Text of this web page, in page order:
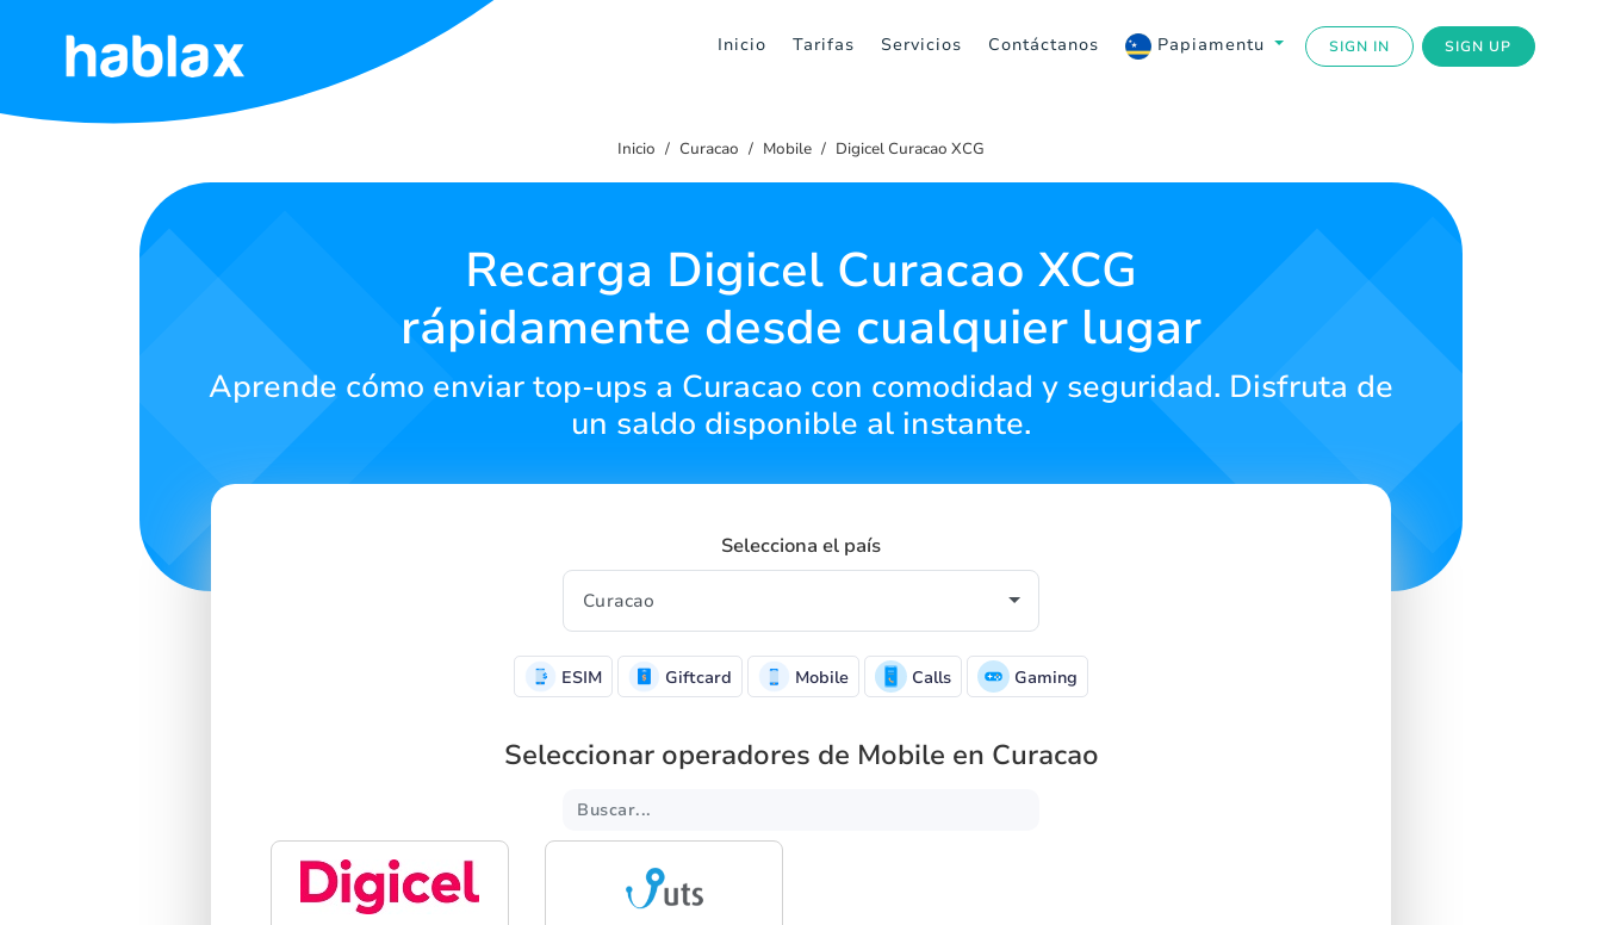
Inicio Tarifas Servicios Contáctanos Papiamentu SIGN IN SIGN UP
Inicio
Inicio Curacao Mobile Digicel Curacao XCG
Recarga Digicel Curacao XCG
rápidamente desde cualquier lugar
Aprende cómo enviar top-ups a Curacao con comodidad y seguridad. Disfruta de
un saldo disponible al instante.
Selecciona el país
ESIM Giftcard Mobile Calls Gaming
Seleccionar operadores de Mobile en Curacao